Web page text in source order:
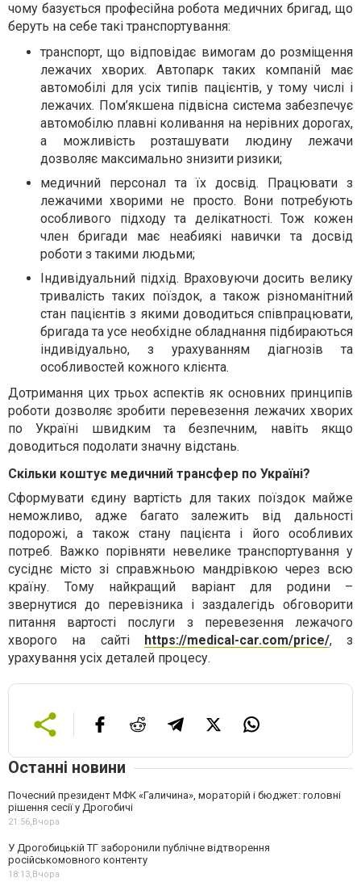
чому базується професійна робота медичних бригад, що
беруть на себе такі транспортування:
транспорт, що відповідає вимогам до розміщення
лежачих хворих. Автопарк таких компаній має
автомобілі для усіх типів пацієнтів, у тому числі і
лежачих. Пом’якшена підвісна система забезпечує
автомобілю плавні коливання на нерівних дорогах,
а можливість розташувати людину лежачи
дозволяє максимально знизити ризики;
медичний персонал та їх досвід. Працювати з
лежачими хворими не просто. Вони потребують
особливого підходу та делікатності. Тож кожен
член бригади має неабиякі навички та досвід
роботи з такими людьми;
Індивідуальний підхід. Враховуючи досить велику
тривалість таких поїздок, а також різноманітний
стан пацієнтів з якими доводиться співпрацювати,
бригада та усе необхідне обладнання підбираються
індивідуально, з урахуванням діагнозів та
особливостей кожного клієнта.
Дотримання цих трьох аспектів як основних принципів
роботи дозволяє зробити перевезення лежачих хворих
по Україні швидким та безпечним, навіть якщо
доводиться подолати значну відстань.
Скільки коштує медичний трансфер по Україні?
Сформувати єдину вартість для таких поїздок майже
неможливо, адже багато залежить від дальності
подорожі, а також стану пацієнта і його особливих
потреб. Важко порівняти невелике транспортування у
сусіднє місто зі справжньою мандрівкою через всю
країну. Тому найкращий варіант для родини –
звернутися до перевізника і заздалегідь обговорити
питання вартості послуги з перевезення лежачого
хворого на сайті https://medical-car.com/price/, з
урахування усіх деталей процесу.
Останні новини
Почесний президент МФК «Галичина», мораторій і бюджет: головні
рішення сесії у Дрогобичі
21:56,Вчора
У Дрогобицькій ТГ заборонили публічне відтворення
російськомовного контенту
18:13,Вчора